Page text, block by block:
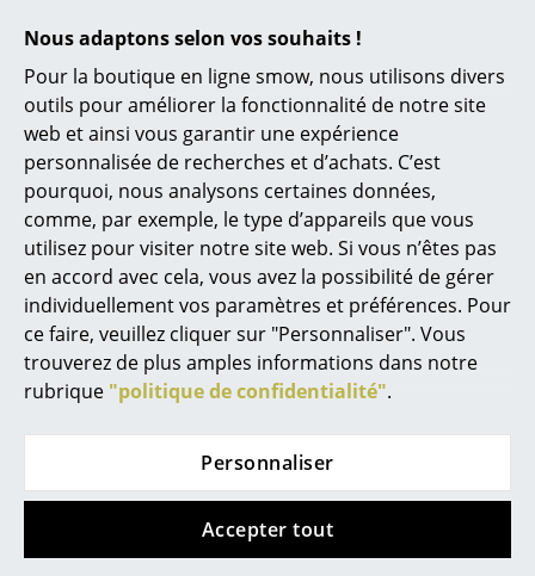
Nous adaptons selon vos souhaits !
Pour la boutique en ligne smow, nous utilisons divers
outils pour améliorer la fonctionnalité de notre site
web et ainsi vous garantir une expérience
personnalisée de recherches et d’achats. C’est
pourquoi, nous analysons certaines données,
comme, par exemple, le type d’appareils que vous
utilisez pour visiter notre site web. Si vous n’êtes pas
en accord avec cela, vous avez la possibilité de gérer
individuellement vos paramètres et préférences. Pour
ce faire, veuillez cliquer sur "Personnaliser". Vous
trouverez de plus amples informations dans notre
rubrique "politique de confidentialité".
Personnaliser
Accepter tout
Tables de chevet et Accessoires de lit
... voir tous les lits
Accessoires
Horloges
Miroirs
Figurines & Miniatures
Vases
Plateaux
Accessoires de bureau
Boîtes de rangement
Bene
Kit de démarrage
Pixel
CHF 3’618.00
Disponible sous 3-5
semaines
(Délai de livraison donné
par le fabricant)
Table réglable en
hauteur USM Kitos E
à partir de CHF 1’553.00
Disponible sous 7-8
semaines
(Délai de livraison donné
par le fabricant)
ClassiCon